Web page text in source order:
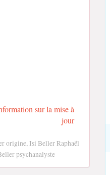
sur la mise à
jour
origine, Isi Beller Raphaël
psychanalyste